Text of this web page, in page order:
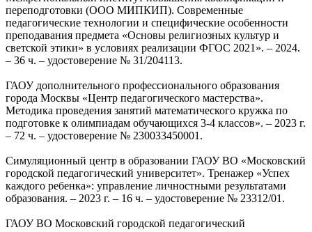
переподготовки (ООО МИПКИП). Современные
педагогические технологии и специфические особенности
преподавания предмета «Основы религиозных культур и
светской этики» в условиях реализации ФГОС 2021». – 2024.
– 36 ч. – удостоверение № 31/204113.
ГАОУ дополнительного профессионального образования
города Москвы «Центр педагогического мастерства».
Методика проведения занятий математического кружка по
подготовке к олимпиадам обучающихся 3-4 классов». – 2023 г.
– 72 ч. – удостоверение № 230033450001.
Симуляционный центр в образовании ГАОУ ВО «Московский
городской педагогический университет». Тренажер «Успех
каждого ребенка»: управление личностными результатами
образования. – 2023 г. – 16 ч. – удостоверение № 23312/01.
ГАОУ ВО Московский городской педагогический